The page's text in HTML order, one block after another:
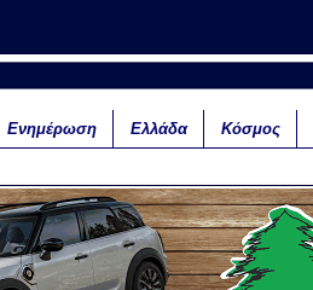
Ενημέρωση Ελλάδα Κόσμος